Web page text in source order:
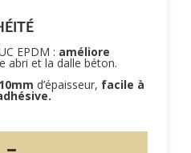
EPDM : améliore
abri et la dalle béton.
d’épaisseur, facile à